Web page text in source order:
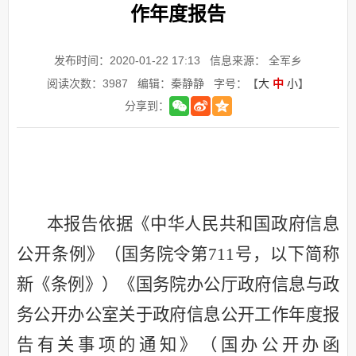
作年度报告
发布时间：2020-01-22 17:13
信息来源： 全军乡
阅读次数： 3987 编辑：秦静静 字号：【大 中 小】
分享到：
本报告依据《中华人民共和国政府信息
公开条例》（国务院令第711号，以下简称
新《条例》）《国务院办公厅政府信息与政
务公开办公室关于政府信息公开工作年度报
告有关事项的通知》（国办公开办函